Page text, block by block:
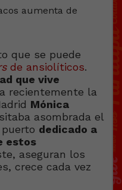
que se puede
de ansiolíticos.
que vive
recientemente la
Mónica
asombrada el
dedicado a
estos
aseguran los
crece cada vez